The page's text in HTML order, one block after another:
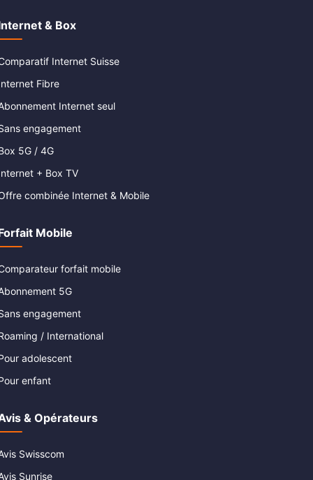
& Box
Internet Suisse
Fibre
Internet seul
engagement
5G / 4G
+ Box TV
combinée Internet & Mobile
Mobile
forfait mobile
5G
engagement
/ International
adolescent
enfant
& Opérateurs
Swisscom
Sunrise